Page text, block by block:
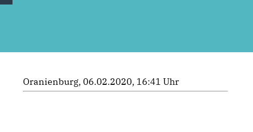
Oranienburg, 06.02.2020, 16:41 Uhr